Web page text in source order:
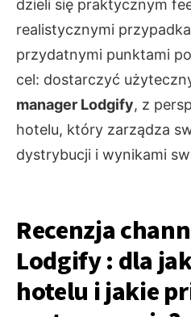
dzieli się praktycznym
realistycznymi
przydatnymi punktami
cel: dostarczyć
manager Lodgify, z
hotelu, który zarządza
dystrybucji i wynikami
Recenzja
Lodgify : dla
hotelu i jakie